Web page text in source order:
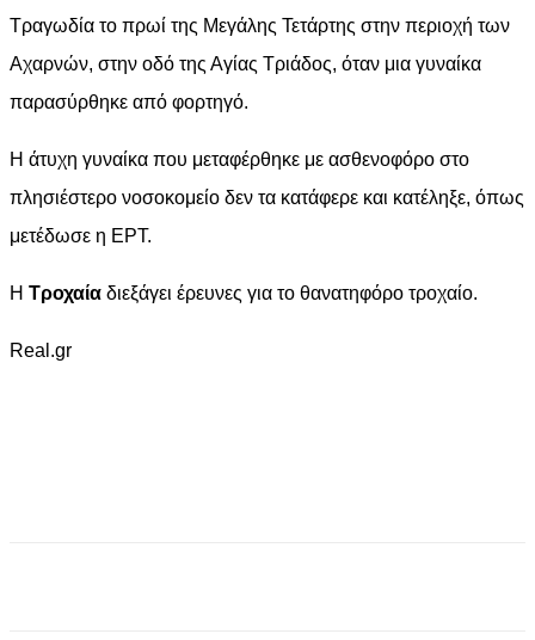
Tραγωδία το πρωί της Μεγάλης Τετάρτης στην περιοχή των
Αχαρνών, στην οδό της Αγίας Τριάδος, όταν μια γυναίκα
παρασύρθηκε από φορτηγό.
Η άτυχη γυναίκα που μεταφέρθηκε με ασθενοφόρο στο
πλησιέστερο νοσοκομείο δεν τα κατάφερε και κατέληξε, όπως
μετέδωσε η ΕΡΤ.
Η Τροχαία διεξάγει έρευνες για το θανατηφόρο τροχαίο.
Real.gr